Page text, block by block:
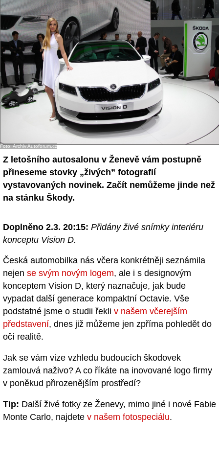
Foto: Archiv Autoforum.cz
Z letošního autosalonu v Ženevě vám postupně
přineseme stovky „živých” fotografií
vystavovaných novinek. Začít nemůžeme jinde než
na stánku Škody.
Doplněno 2.3. 20:15: Přidány živé snímky interiéru
konceptu Vision D.
Česká automobilka nás včera konkrétněji seznámila
nejen se svým novým logem, ale i s designovým
konceptem Vision D, který naznačuje, jak bude
vypadat další generace kompaktní Octavie. Vše
podstatné jsme o studii řekli v našem včerejším
představení, dnes již můžeme jen zpříma pohledět do
očí realitě.
Jak se vám vize vzhledu budoucích škodovek
zamlouvá naživo? A co říkáte na inovované logo firmy
v poněkud přirozenějším prostředí?
Tip: Další živé fotky ze Ženevy, mimo jiné i nové Fabie
Monte Carlo, najdete v našem fotospeciálu.